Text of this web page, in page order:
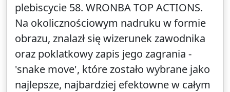
plebiscycie 58. WRONBA TOP ACTIONS.
Na okolicznościowym nadruku w formie
obrazu, znalazł się wizerunek zawodnika
oraz poklatkowy zapis jego zagrania -
'snake move', które zostało wybrane jako
najlepsze, najbardziej efektowne w całym